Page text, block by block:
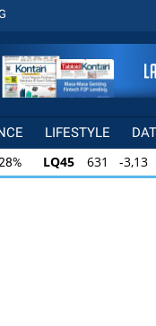
LIFESTYLE
LQ45 631 -3,13
LQ45 631 -3,13